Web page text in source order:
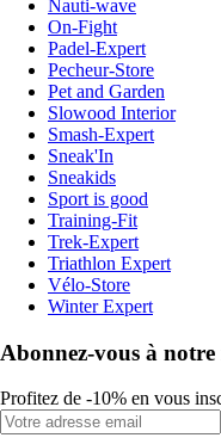
Nauti-wave
On-Fight
Padel-Expert
Pecheur-Store
Pet and Garden
Slowood Interior
Smash-Expert
Sneak'In
Sneakids
Sport is good
Training-Fit
Trek-Expert
Triathlon Expert
Vélo-Store
Winter Expert
Abonnez-vous à notre
Profitez de -10% en vous